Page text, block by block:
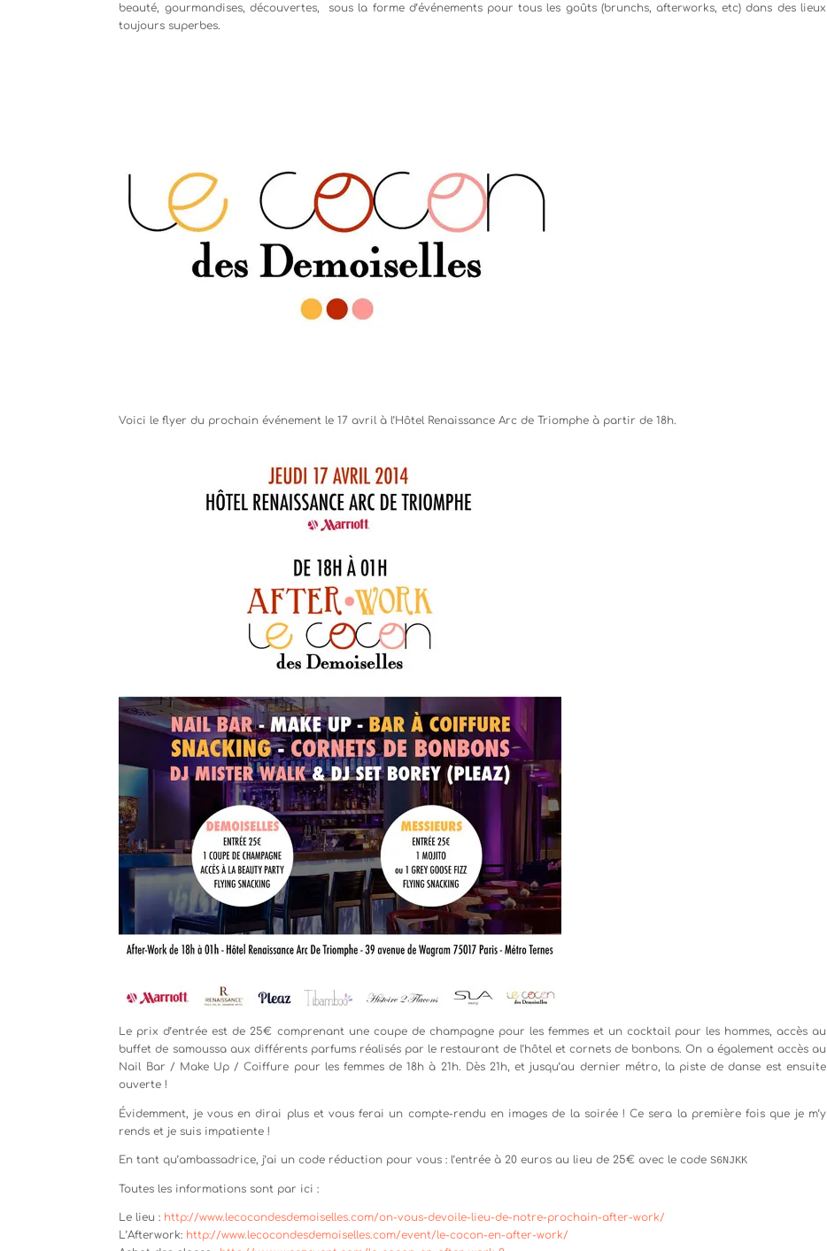
beauté, gourmandises, découvertes, sous la forme d’événements pour tous les goûts (brunchs, afterworks, etc) dans des lieux
toujours superbes.
Voici le flyer du prochain événement le 17 avril à l’Hôtel Renaissance Arc de Triomphe à partir de 18h.
Le prix d’entrée est de 25€ comprenant une coupe de champagne pour les femmes et un cocktail pour les hommes, accès au
buffet de samoussa aux différents parfums réalisés par le restaurant de l’hôtel et cornets de bonbons. On a également accès au
Nail Bar / Make Up / Coiffure pour les femmes de 18h à 21h. Dès 21h, et jusqu’au dernier métro, la piste de danse est ensuite
ouverte !
Évidemment, je vous en dirai plus et vous ferai un compte-rendu en images de la soirée ! Ce sera la première fois que je m’y
rends et je suis impatiente !
En tant qu’ambassadrice, j’ai un code réduction pour vous : l’entrée à 20 euros au lieu de 25€ avec le codeS6NJKK
Toutes les informations sont par ici :
Le lieu : http://www.lecocondesdemoiselles.com/on-vous-devoile-lieu-de-notre-prochain-after-work/
L’Afterwork: http://www.lecocondesdemoiselles.com/event/le-cocon-en-after-work/